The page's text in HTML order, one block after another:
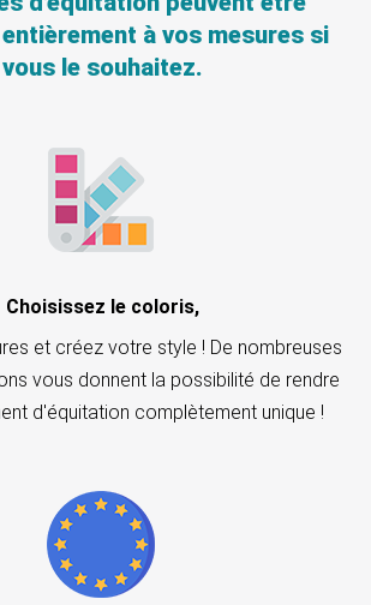
à vos mesures si
vous le souhaitez.
Choisissez le coloris,
et créez votre style ! De nombreuses
vous donnent la possibilité de rendre
d'équitation complètement unique !